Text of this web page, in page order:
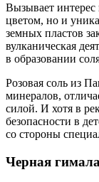
Вызывает
цветом, но и
земных пластов
вулканическая
в образовании
Розовая соль из
минералов,
силой. И хотя в
безопасности в
со стороны
Черная